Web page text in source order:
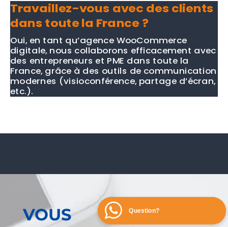
Question?
Travaillez-vous avec des clients
dans toute la France ?
Oui, en tant qu’agence WooCommerce
digitale, nous collaborons efficacement avec
des entrepreneurs et PME dans toute la
France, grâce à des outils de communication
modernes (visioconférence, partage d’écran,
etc.).
VOUS
Question?